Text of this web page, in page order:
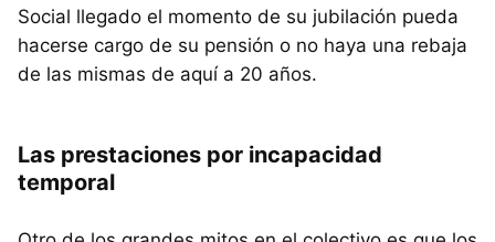
Social llegado el momento de su jubilación pueda
hacerse cargo de su pensión o no haya una rebaja
de las mismas de aquí a 20 años.
Las prestaciones por incapacidad
temporal